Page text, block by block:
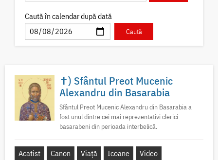
Caută în calendar după dată
✝) Sfântul Preot Mucenic
Alexandru din Basarabia
Sfântul Preot Mucenic Alexandru din Basarabia a
fost unul dintre cei mai reprezentativi clerici
basarabeni din perioada interbelică.
Acatist Canon Viață Icoane
Video